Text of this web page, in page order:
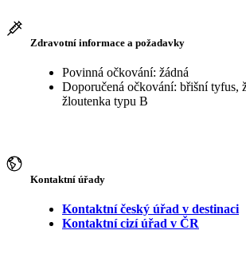
Zdravotní informace a požadavky
Povinná očkování: žádná
Doporučená očkování: břišní tyfus,
žloutenka typu B
Kontaktní úřady
Kontaktní český úřad v destinaci
Kontaktní cizí úřad v ČR